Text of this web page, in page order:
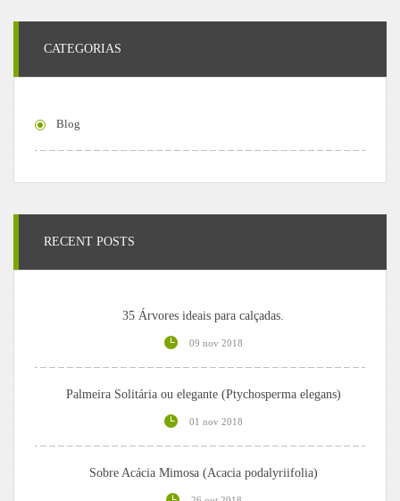
CATEGORIAS
Blog
RECENT POSTS
35 Árvores ideais para calçadas.
09 nov 2018
Palmeira Solitária ou elegante (Ptychosperma elegans)
01 nov 2018
Sobre Acácia Mimosa (Acacia podalyriifolia)